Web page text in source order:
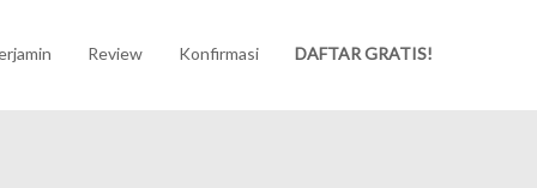
Review Konfirmasi DAFTAR GRATIS!